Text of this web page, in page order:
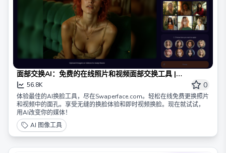
面部交换AI：免费的在线照片和视频面部交换工具 |
Swaperface.com
56.8K 0
体验最佳的AI换脸工具，尽在Swaperface.com。轻松在线免费更换照片
和视频中的面孔。享受无缝的换脸体验和即时视频换脸。现在就试试，
用AI改变你的媒体！
AI 图像工具